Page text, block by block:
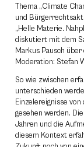
Thema „Climate
und
„Helle Materie.
diskutiert mit dem
Markus Pausch
Moderation: Stefan
So wie zwischen
unterschieden
Einzelereignisse
gesehen werden.
Jahren und die
diesem Kontext